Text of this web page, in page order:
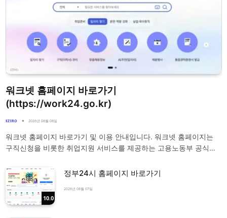
워크넷 홈페이지 바로가기
(https://work24.go.kr)
EZIRO 2026년 08월 08일
워크넷 홈페이지 바로가기 및 이용 안내입니다. 워크넷 홈페이지는
구직신청을 비롯한 취업지원 서비스를 제공하는 고용노동부 공식…
10.0
정부24시 홈페이지 바로가기
2026년 08월 07일